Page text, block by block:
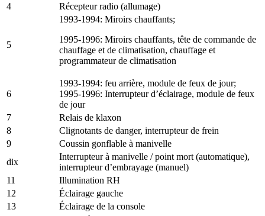
4
Récepteur radio (allumage)
5
1993-1994: Miroirs chauffants;
1995-1996: Miroirs chauffants, tête de commande de
chauffage et de climatisation, chauffage et
programmateur de climatisation
6
1993-1994: feu arrière, module de feux de jour;
1995-1996: Interrupteur d’éclairage, module de feux
de jour
7
Relais de klaxon
8
Clignotants de danger, interrupteur de frein
9
Coussin gonflable à manivelle
dix
Interrupteur à manivelle / point mort (automatique),
interrupteur d’embrayage (manuel)
11
Illumination RH
12
Éclairage gauche
13
Éclairage de la console